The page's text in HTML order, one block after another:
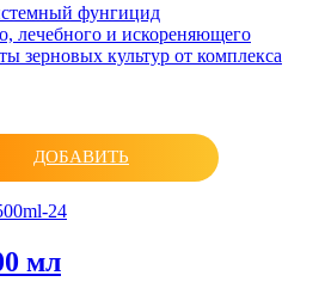
фунгицид
лечебного и искореняющего
зерновых культур от комплекса
ДОБАВИТЬ
мл